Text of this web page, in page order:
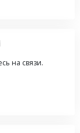
на связи.